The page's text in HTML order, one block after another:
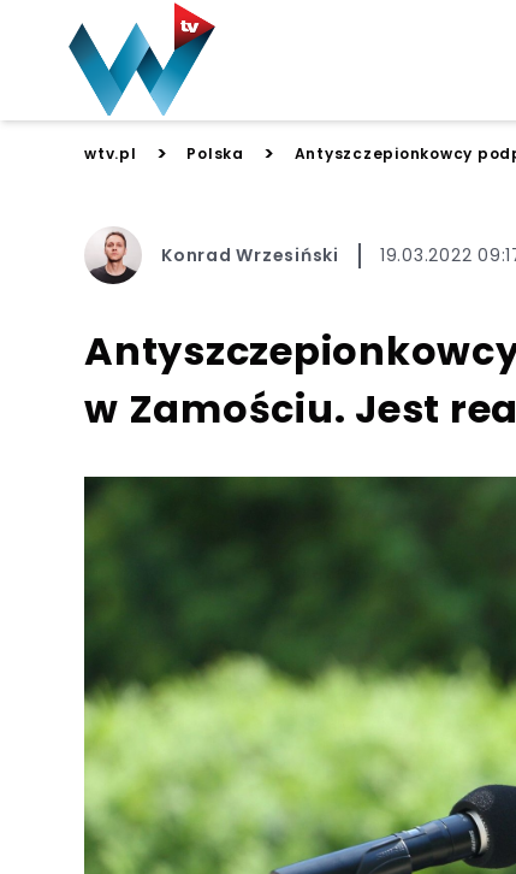
wtv.pl > Polska > Antyszczepionkowcy
Konrad Wrzesiński 19.03.2022
w Zamościu. Jest